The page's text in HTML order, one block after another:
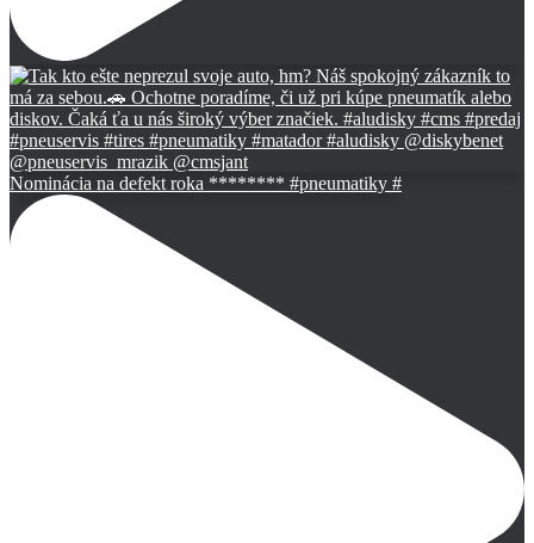
Nominácia na defekt roka ******** #pneumatiky #